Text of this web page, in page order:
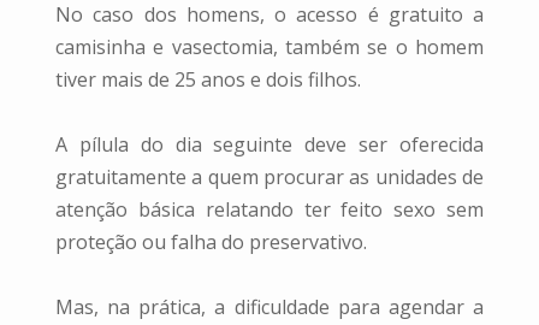
No caso dos homens, o acesso é gratuito a
camisinha e vasectomia, também se o homem
tiver mais de 25 anos e dois filhos.
A pílula do dia seguinte deve ser oferecida
gratuitamente a quem procurar as unidades de
atenção básica relatando ter feito sexo sem
proteção ou falha do preservativo.
Mas, na prática, a dificuldade para agendar a